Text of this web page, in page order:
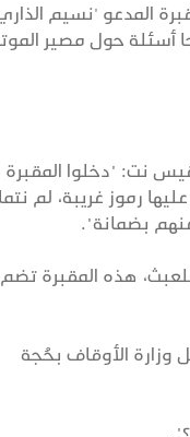
المدعو 'نسيم
أسئلة حول مصير
نت: "دخلوا المقبرة
رموز غريبة، لم
بضمانة".
هذه المقبرة تضم
من قِبل وزارة الأوقاف بحُجة